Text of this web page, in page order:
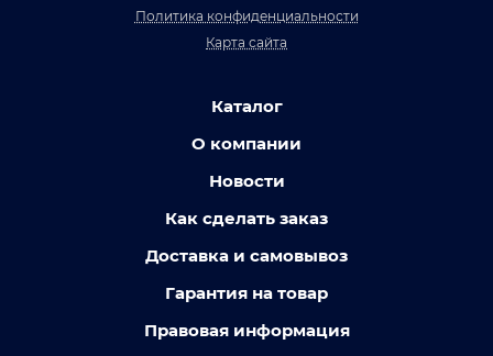
Политика конфиденциальности
Карта сайта
Каталог
О компании
Новости
Как сделать заказ
Доставка и самовывоз
Гарантия на товар
Правовая информация